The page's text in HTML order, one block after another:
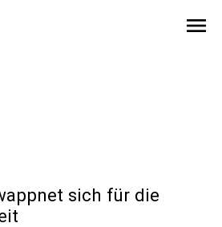
menu
sich für die